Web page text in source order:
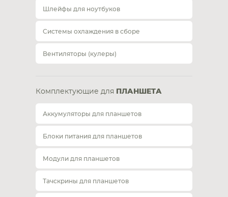
Шлейфы для ноутбуков
Системы охлаждения в сборе
Вентиляторы (кулеры)
Комплектующие для ПЛАНШЕТА
Аккумуляторы для планшетов
Блоки питания для планшетов
Модули для планшетов
Тачскрины для планшетов